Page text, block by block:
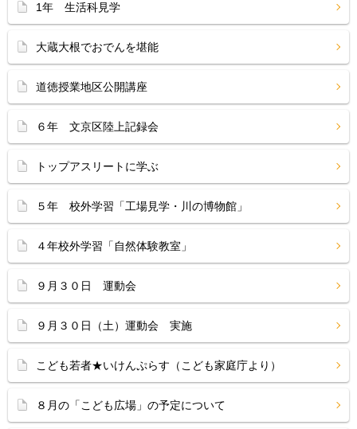
1年 生活科見学
大蔵大根でおでんを堪能
道徳授業地区公開講座
６年 文京区陸上記録会
トップアスリートに学ぶ
５年 校外学習「工場見学・川の博物館」
４年校外学習「自然体験教室」
９月３０日 運動会
９月３０日（土）運動会 実施
こども若者★いけんぷらす（こども家庭庁より）
８月の「こども広場」の予定について